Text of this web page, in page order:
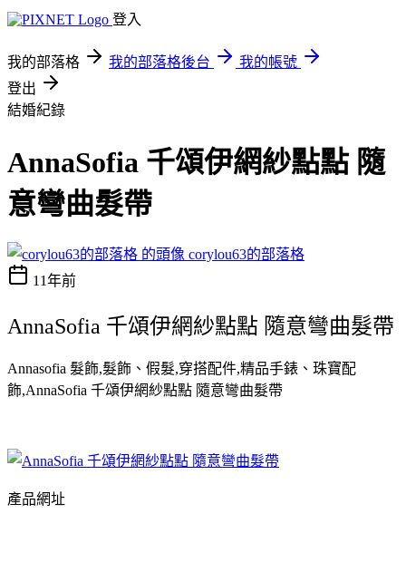
登入
我的部落格 我的部落格後台
我的帳號
登出
結婚紀錄
AnnaSofia 千頌伊網紗點點 隨
意彎曲髮帶
corylou63的部落格
11年前
AnnaSofia 千頌伊網紗點點 隨意彎曲髮帶
Annasofia 髮飾,髮飾、假髮,穿搭配件,精品手錶、珠寶配
飾,AnnaSofia 千頌伊網紗點點 隨意彎曲髮帶
產品網址